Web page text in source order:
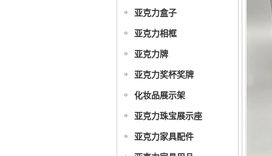
亚克力盒子
亚克力相框
亚克力牌
亚克力奖杯奖牌
化妆品展示架
亚克力珠宝展示座
亚克力家具配件